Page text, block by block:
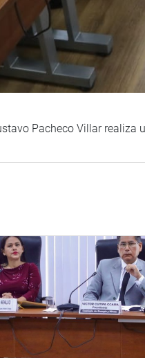
Pacheco Villar realiza